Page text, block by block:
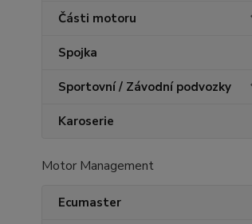
Části motoru
Spojka
Sportovní / Závodní podvozky
Karoserie
Motor Management
Ecumaster